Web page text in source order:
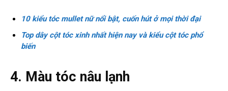
10 kiểu tóc mullet nữ nổi bật, cuốn hút ở mọi thời đại
Top dây cột tóc xinh nhất hiện nay và kiểu cột tóc phổ
biến
4. Màu tóc nâu lạnh